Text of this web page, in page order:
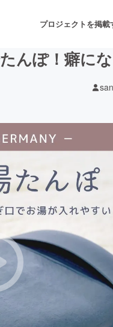
プロジェクトを掲載
ゲーム・サービス開発
書籍・雑誌出版
チャレンジ
CAMPFIRE for
んぽ！癖に